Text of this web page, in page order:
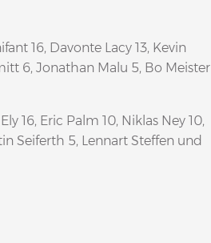
16, Davonte Lacy 13, Kevin
6, Jonathan Malu 5, Bo Meister
16, Eric Palm 10, Niklas Ney 10,
Seiferth 5, Lennart Steffen und